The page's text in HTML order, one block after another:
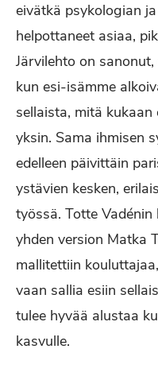
eivätkä psykologian
helpottaneet asiaa,
Järvilehto on
kun esi-isämme
sellaista, mitä
yksin. Sama ihmisen
edelleen päivittäin
ystävien kesken,
työssä. Totte
yhden version Matka
mallitettiin
vaan sallia esiin
tulee hyvää alustaa
kasvulle.